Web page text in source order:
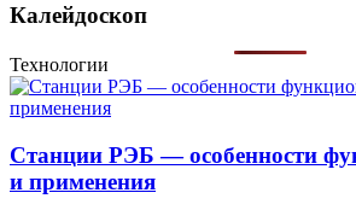
Калейдоскоп
Технологии
Станции РЭБ — особенности
и применения